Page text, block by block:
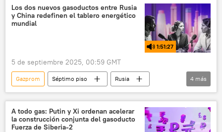
📰 Consecuencias económicas de las sanciones occidentales contra Rusia
Los dos nuevos gasoductos entre Rusia
y China redefinen el tablero energético
mundial
1:51:27
5 de septiembre 2025, 00:59 GMT
Gazprom Séptimo piso
Rusia
China
gas EEUU la India
4 más
A todo gas: Putin y Xi ordenan acelerar
la construcción conjunta del gasoducto
Fuerza de Siberia-2